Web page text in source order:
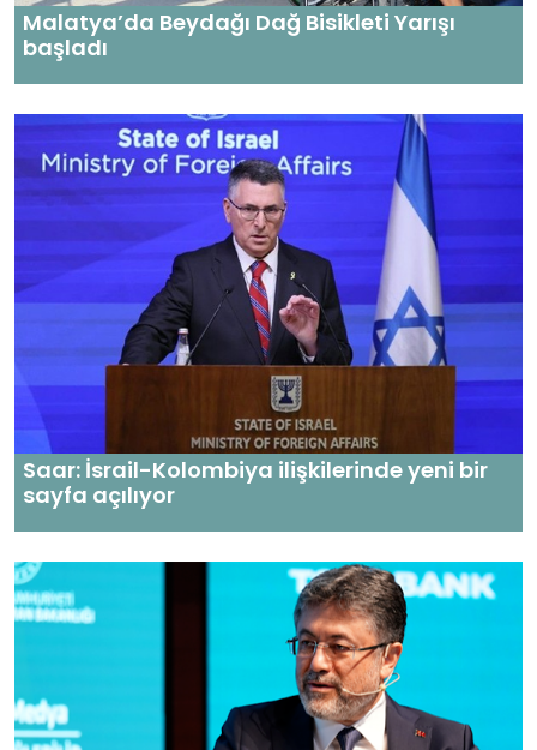
Malatya’da Beydağı Dağ Bisikleti Yarışı
başladı
Saar: İsrail-Kolombiya ilişkilerinde yeni bir
sayfa açılıyor